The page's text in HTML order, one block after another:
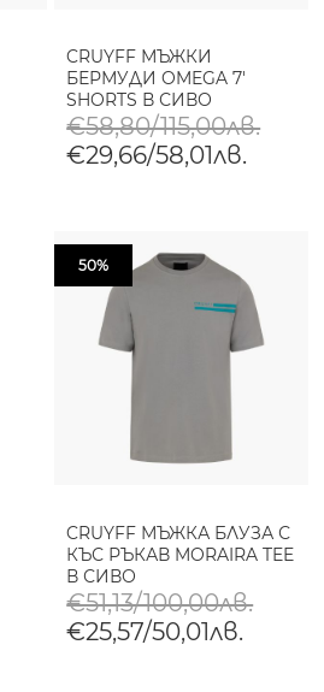
CRUYFF МЪЖКИ
БЕРМУДИ OMEGA 7'
SHORTS В СИВО
€58,80/115,00лв.
€29,66/58,01лв.
50%
CRUYFF МЪЖКА БЛУЗА С
КЪС РЪКАВ MORAIRA TEE
В СИВО
€51,13/100,00лв.
€25,57/50,01лв.